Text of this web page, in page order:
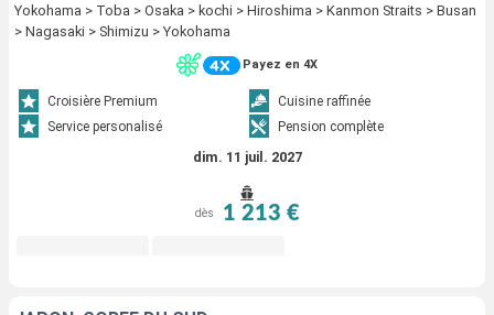
Yokohama > Toba > Osaka > kochi > Hiroshima > Kanmon Straits > Busan
> Nagasaki > Shimizu > Yokohama
Payez en 4X
Croisière Premium
Cuisine raffinée
Service personalisé
Pension complète
dim. 11 juil. 2027
dès 1 213 €